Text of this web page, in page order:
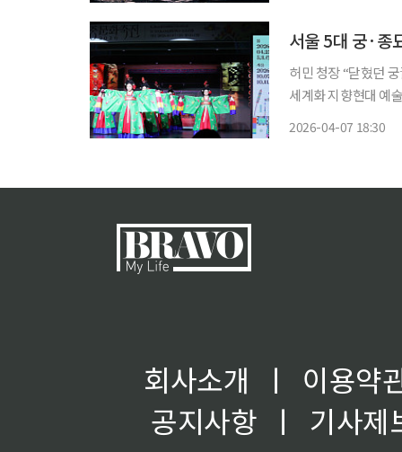
허민 청장 “닫혔던
세계화 지향현대 예술과 정
2026-04-07 18:30
회사소개 ㅣ
이용약
공지사항
ㅣ
기사제